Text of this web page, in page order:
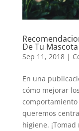
De Tu
Sep 11, 2018|
En una
cómo mejorar
comportamiento
queremos
higiene.